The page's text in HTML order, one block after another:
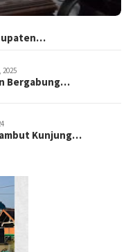
2025
Bergabung…
Kunjung…